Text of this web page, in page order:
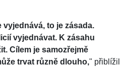
to je zásada.
vyjednávat. K zásahu
Cílem je samozřejmě
trvat různě dlouho," přiblížil